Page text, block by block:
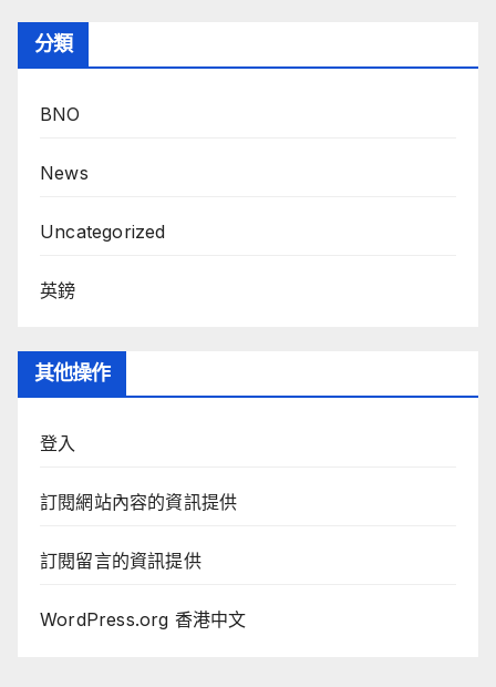
分類
BNO
News
Uncategorized
英鎊
其他操作
登入
訂閱網站內容的資訊提供
訂閱留言的資訊提供
WordPress.org 香港中文